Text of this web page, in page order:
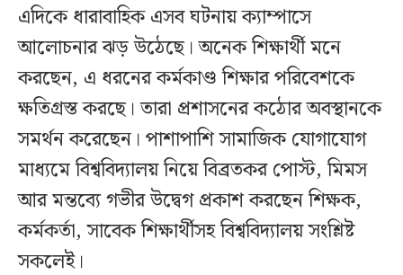
এদিকে ধারাবাহিক এসব ঘটনায় ক্যাম্পাসে
আলোচনার ঝড় উঠেছে। অনেক শিক্ষার্থী মনে
করছেন, এ ধরনের কর্মকাণ্ড শিক্ষার পরিবেশকে
ক্ষতিগ্রস্ত করছে। তারা প্রশাসনের কঠোর অবস্থানকে
সমর্থন করেছেন। পাশাপাশি সামাজিক যোগাযোগ
মাধ্যমে বিশ্ববিদ্যালয় নিয়ে বিব্রতকর পোস্ট, মিমস
আর মন্তব্যে গভীর উদ্বেগ প্রকাশ করছেন শিক্ষক,
কর্মকর্তা, সাবেক শিক্ষার্থীসহ বিশ্ববিদ্যালয় সংশ্লিষ্ট
সকলেই।